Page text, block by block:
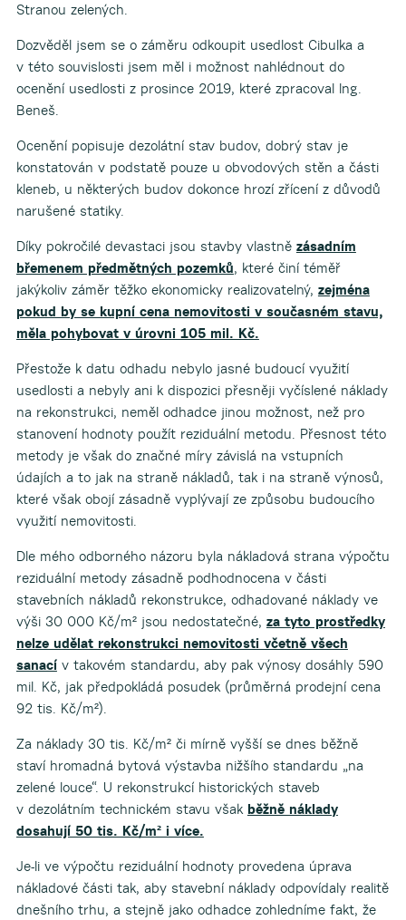
Stranou zelených.
Dozvěděl jsem se o záměru odkoupit usedlost Cibulka a
v této souvislosti jsem měl i možnost nahlédnout do
ocenění usedlosti z prosince 2019, které zpracoval Ing.
Beneš.
Ocenění popisuje dezolátní stav budov, dobrý stav je
konstatován v podstatě pouze u obvodových stěn a části
kleneb, u některých budov dokonce hrozí zřícení z důvodů
narušené statiky.
Díky pokročilé devastaci jsou stavby vlastně zásadním
břemenem předmětných pozemků, které činí téměř
jakýkoliv záměr těžko ekonomicky realizovatelný, zejména
pokud by se kupní cena nemovitosti v současném stavu,
měla pohybovat v úrovni 105 mil. Kč.
Přestože k datu odhadu nebylo jasné budoucí využití
usedlosti a nebyly ani k dispozici přesněji vyčíslené náklady
na rekonstrukci, neměl odhadce jinou možnost, než pro
stanovení hodnoty použít reziduální metodu. Přesnost této
metody je však do značné míry závislá na vstupních
údajích a to jak na straně nákladů, tak i na straně výnosů,
které však obojí zásadně vyplývají ze způsobu budoucího
využití nemovitosti.
Dle mého odborného názoru byla nákladová strana výpočtu
reziduální metody zásadně podhodnocena v části
stavebních nákladů rekonstrukce, odhadované náklady ve
výši 30 000 Kč/m² jsou nedostatečné, za tyto prostředky
nelze udělat rekonstrukci nemovitosti včetně všech
sanací v takovém standardu, aby pak výnosy dosáhly 590
mil. Kč, jak předpokládá posudek (průměrná prodejní cena
92 tis. Kč/m²).
Za náklady 30 tis. Kč/m² či mírně vyšší se dnes běžně
staví hromadná bytová výstavba nižšího standardu „na
zelené louce“. U rekonstrukcí historických staveb
v dezolátním technickém stavu však běžně náklady
dosahují 50 tis. Kč/m² i více.
Je-li ve výpočtu reziduální hodnoty provedena úprava
nákladové části tak, aby stavební náklady odpovídaly realitě
dnešního trhu, a stejně jako odhadce zohledníme fakt, že